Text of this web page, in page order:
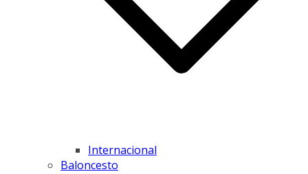
Internacional
Baloncesto